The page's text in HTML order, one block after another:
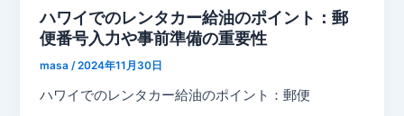
ハワイでのレンタカー給油のポイント：郵
便番号入力や事前準備の重要性
masa/2024年11月30日
ハワイでのレンタカー給油のポイント：郵便